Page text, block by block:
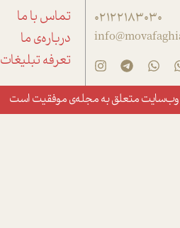
02122183030
تماس با ما
درباره‌ی ما
تعرفه تبلیغات
وب‌سایت متعلق بهمجله‌ی موفقیتاست